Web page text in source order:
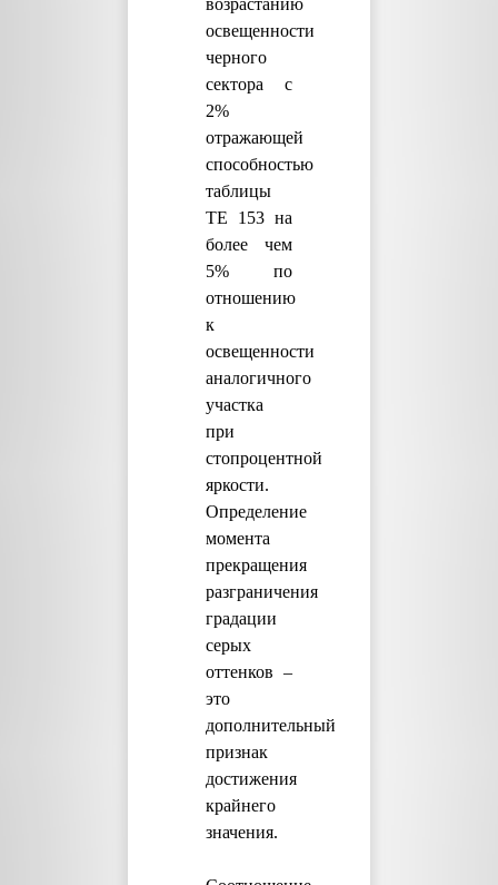
возрастанию
освещенности
черного
сектора с
2%
отражающей
способностью
таблицы
TE 153 на
более чем
5% по
отношению
к
освещенности
аналогичного
участка
при
стопроцентной
яркости.
Определение
момента
прекращения
разграничения
градации
серых
оттенков –
это
дополнительный
признак
достижения
крайнего
значения.